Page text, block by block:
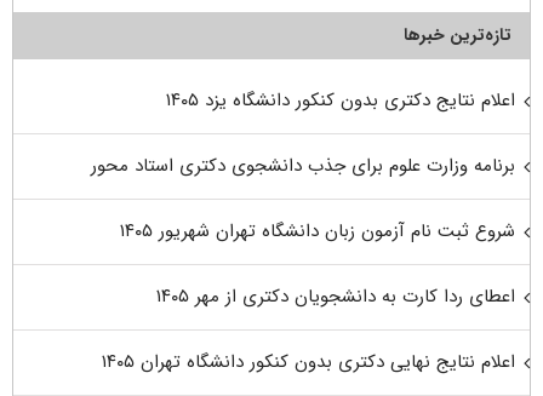
تازه‌ترین خبرها
اعلام نتایج دکتری بدون کنکور دانشگاه یزد ۱۴۰۵
برنامه وزارت علوم برای جذب دانشجوی دکتری استاد محور
شروع ثبت نام آزمون زبان دانشگاه تهران شهریور ۱۴۰۵
اعطای ردا کارت به دانشجویان دکتری از مهر ۱۴۰۵
اعلام نتایج نهایی دکتری بدون کنکور دانشگاه تهران ۱۴۰۵